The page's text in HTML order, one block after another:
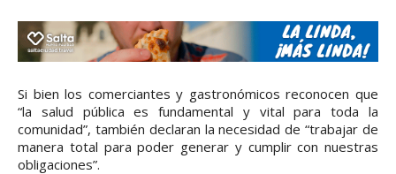
Si bien los comerciantes y gastronómicos reconocen que
“la salud pública es fundamental y vital para toda la
comunidad”, también declaran la necesidad de “trabajar de
manera total para poder generar y cumplir con nuestras
obligaciones”.